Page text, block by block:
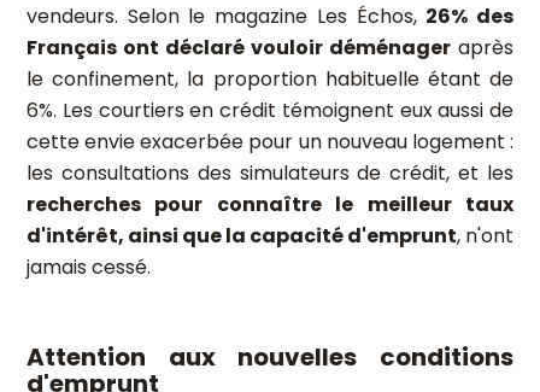
vendeurs. Selon le magazine Les Échos, 26% des
Français ont déclaré vouloir déménager après
le confinement, la proportion habituelle étant de
6%. Les courtiers en crédit témoignent eux aussi de
cette envie exacerbée pour un nouveau logement :
les consultations des simulateurs de crédit, et les
recherches pour connaître le meilleur taux
d'intérêt, ainsi que la capacité d'emprunt, n'ont
jamais cessé.
Attention aux nouvelles conditions
d'emprunt